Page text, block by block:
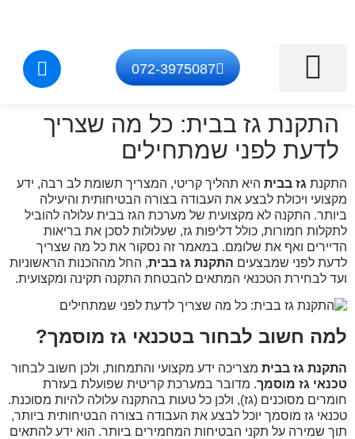
072-3975087
התקנת גז בבית: כל מה שצריך
לדעת לפני שמתחילים
התקנת גז בבית היא תהליך קריטי, המצריך תשומת לב רבה, ידע
מקצועי ויכולת לבצע את העבודה בצורה הבטיחותית והיעילה
ביותר. התקנה לא מקצועית של מערכת הגז בבית עלולה להוביל
לתקלות חמורות, כולל דליפות גז, שעלולות לסכן את בריאות
הדיירים ואף את שלומם. במאמר זה נסקור את כל מה שצריך
לדעת לפני שמבצעים התקנת גז בבית, החל מההכנות הראשוניות
ועד לבחירת הטכנאי המתאים להבטחת התקנה תקינה ומקצועית.
למה חשוב לבחור בטכנאי גז מוסמך?
התקנת גז בבית מצריכה ידע מקצועי והתמחות, ולכן חשוב לבחור
טכנאי גז מוסמך. מדובר במערכת קריטית שפועלת בעזרת
חומרים מסוכנים (גז), ולכן כל טעות בהתקנה עלולה להיות מסוכנת.
טכנאי גז מוסמך יוכל לבצע את העבודה בצורה הבטיחותית ביותר,
תוך שמירה על תקני הבטיחות המחמירים ביותר. הוא ידע להתאים